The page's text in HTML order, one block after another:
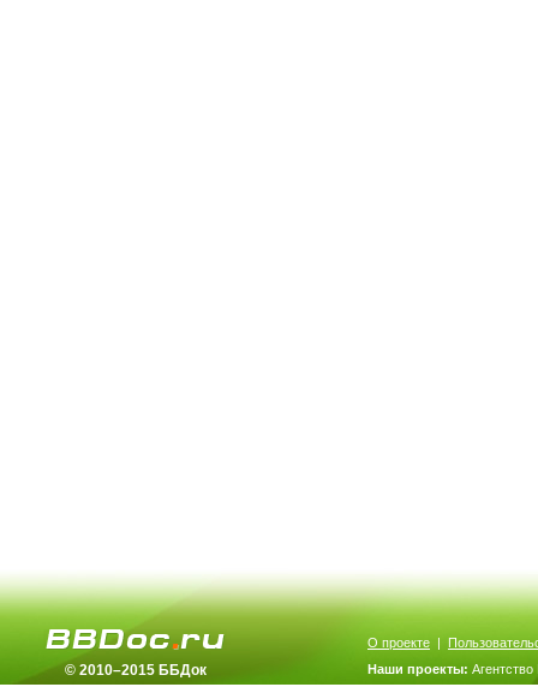
© 2010–2015 ББДок
О проекте |
Наши проекты: